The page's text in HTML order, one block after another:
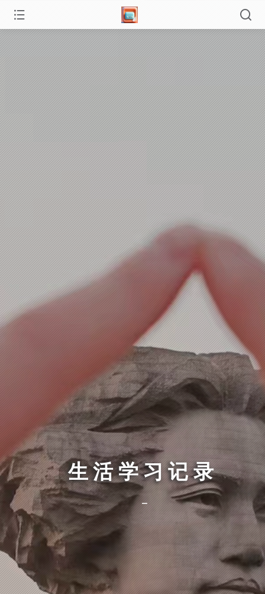
生活学习记录